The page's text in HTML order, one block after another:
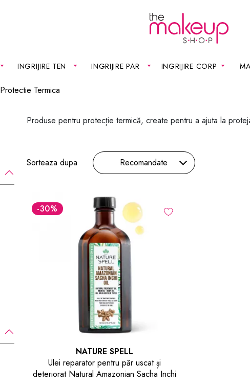
INGRIJIRE TEN INGRIJIRE PAR INGRIJIRE CORP
Protectie Termica
Produse pentru protecție termică, create pentru a ajuta la
Sorteaza dupa Recomandate
-30%
NATURE SPELL
Ulei reparator pentru păr uscat și
deteriorat Natural Amazonian Sacha Inchi